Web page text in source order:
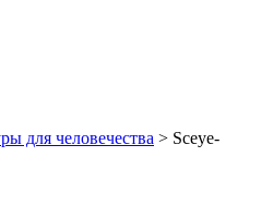
для человечества > Sceye-